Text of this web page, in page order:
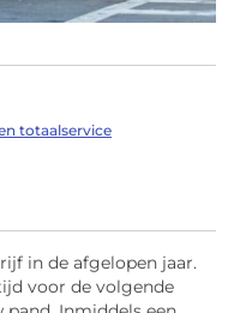
totaalservice
in de afgelopen jaar.
voor de volgende